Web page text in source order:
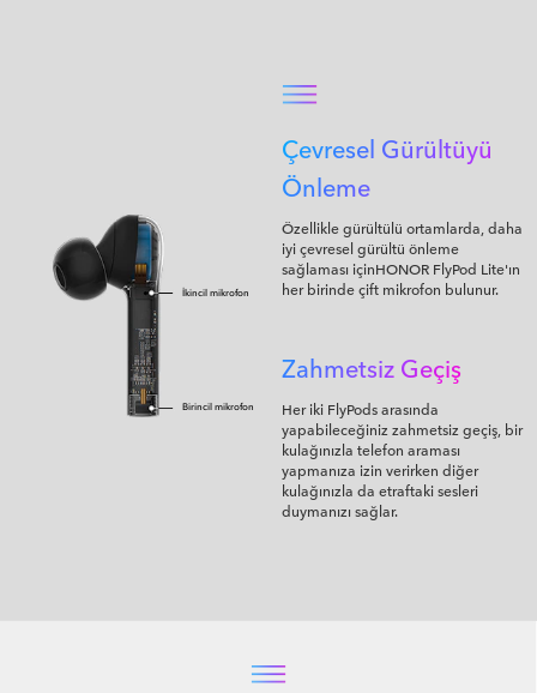
Çevresel Gürültüyü
Önleme
Özellikle gürültülü ortamlarda, daha
iyi çevresel gürültü önleme
sağlaması içinHONOR FlyPod Lite'ın
her birinde çift mikrofon bulunur.
Zahmetsiz Geçiş
Her iki FlyPods arasında
yapabileceğiniz zahmetsiz geçiş, bir
kulağınızla telefon araması
yapmanıza izin verirken diğer
kulağınızla da etraftaki sesleri
duymanızı sağlar.
İkincil mikrofon
Birincil mikrofon